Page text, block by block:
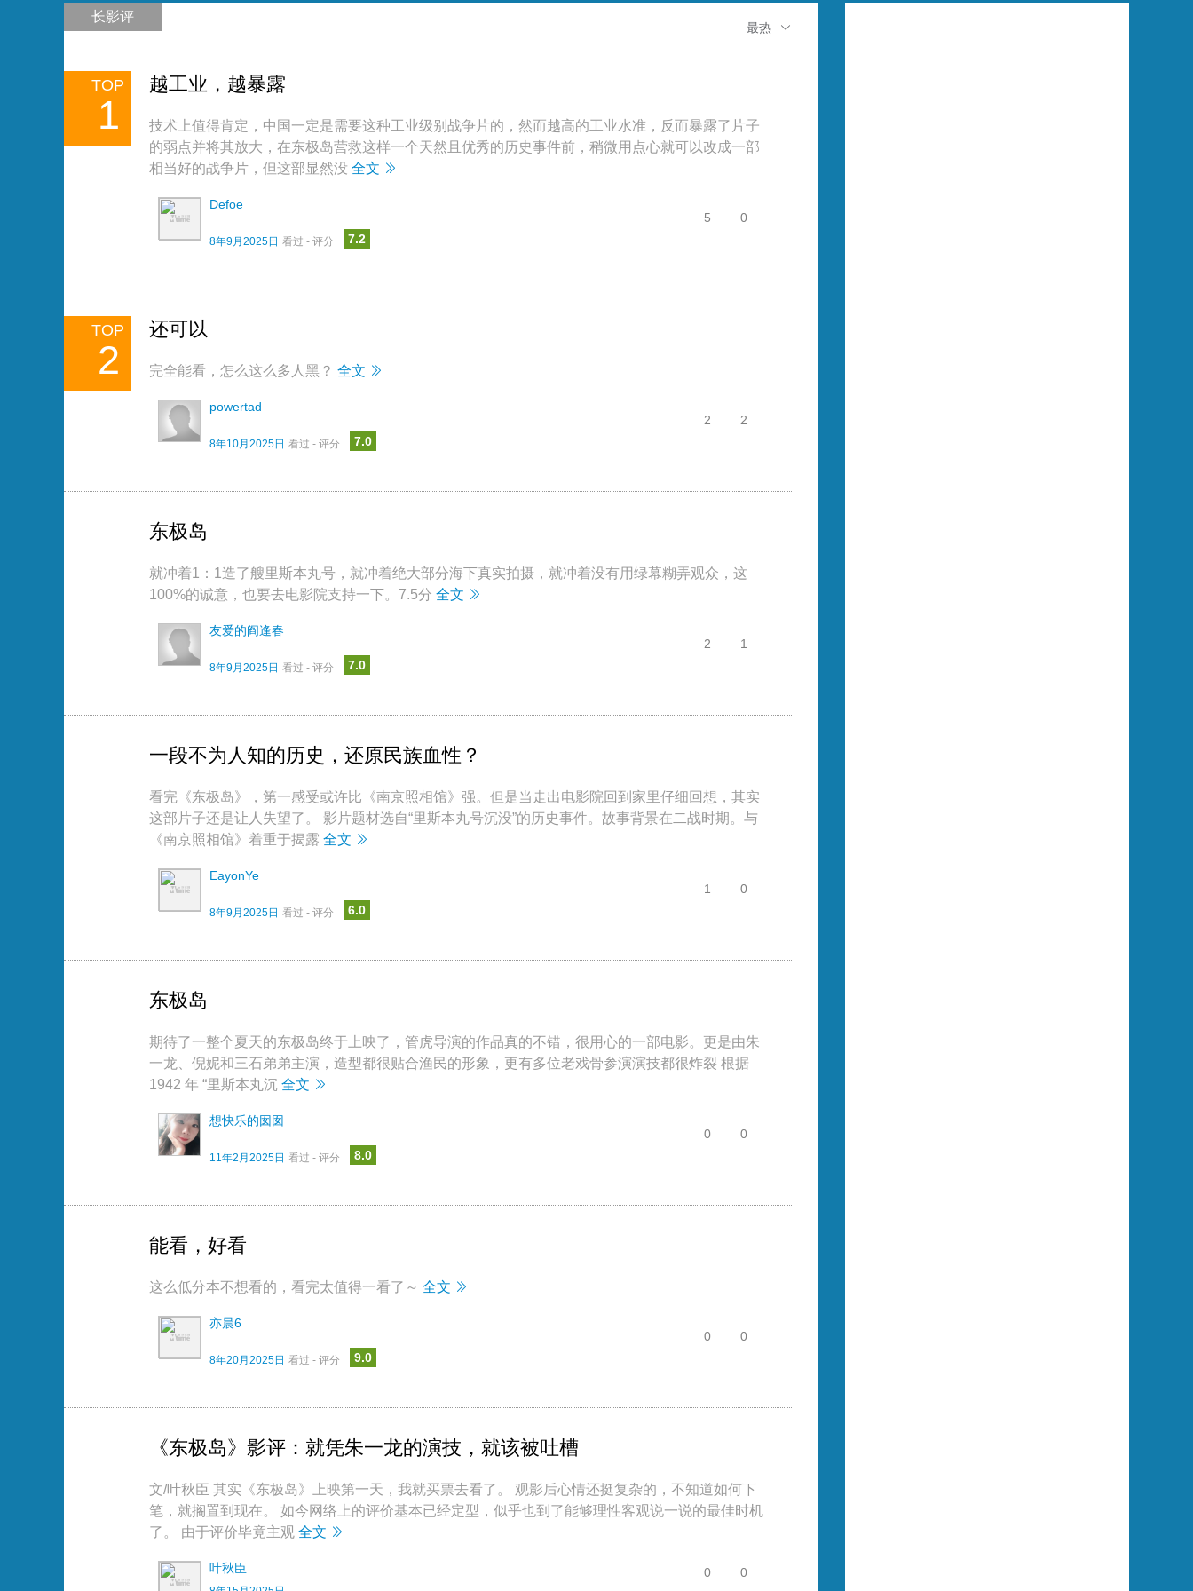
长影评
最热
TOP
1
越工业，越暴露
技术上值得肯定，中国一定是需要这种工业级别战争片的，然而越高的工业水准，反而暴露了片子
的弱点并将其放大，在东极岛营救这样一个天然且优秀的历史事件前，稍微用点心就可以改成一部
相当好的战争片，但这部显然没 全文
Defoe
8年9月2025日 看过 - 评分 7.2
5 0
TOP
2
还可以
完全能看，怎么这么多人黑？ 全文
powertad
8年10月2025日 看过 - 评分 7.0
2 2
东极岛
就冲着1：1造了艘里斯本丸号，就冲着绝大部分海下真实拍摄，就冲着没有用绿幕糊弄观众，这
100%的诚意，也要去电影院支持一下。7.5分 全文
友爱的阎逢春
8年9月2025日 看过 - 评分 7.0
2 1
一段不为人知的历史，还原民族血性？
看完《东极岛》，第一感受或许比《南京照相馆》强。但是当走出电影院回到家里仔细回想，其实
这部片子还是让人失望了。 影片题材选自“里斯本丸号沉没”的历史事件。故事背景在二战时期。与
《南京照相馆》着重于揭露 全文
EayonYe
8年9月2025日 看过 - 评分 6.0
1 0
东极岛
期待了一整个夏天的东极岛终于上映了，管虎导演的作品真的不错，很用心的一部电影。更是由朱
一龙、倪妮和三石弟弟主演，造型都很贴合渔民的形象，更有多位老戏骨参演演技都很炸裂 根据
1942 年 “里斯本丸沉 全文
想快乐的囡囡
11年2月2025日 看过 - 评分 8.0
0 0
能看，好看
这么低分本不想看的，看完太值得一看了～ 全文
亦晨6
8年20月2025日 看过 - 评分 9.0
0 0
《东极岛》影评：就凭朱一龙的演技，就该被吐槽
文/叶秋臣 其实《东极岛》上映第一天，我就买票去看了。 观影后心情还挺复杂的，不知道如何下
笔，就搁置到现在。 如今网络上的评价基本已经定型，似乎也到了能够理性客观说一说的最佳时机
了。 由于评价毕竟主观 全文
叶秋臣 0 0